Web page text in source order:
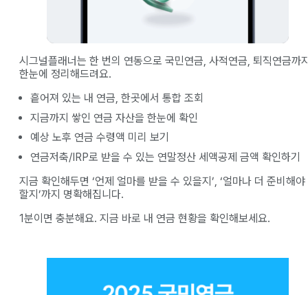
시그널플래너는 한 번의 연동으로 국민연금, 사적연금, 퇴직연금까
한눈에 정리해드려요.
흩어져 있는 내 연금, 한곳에서 통합 조회
지금까지 쌓인 연금 자산을 한눈에 확인
예상 노후 연금 수령액 미리 보기
연금저축/IRP로 받을 수 있는 연말정산 세액공제 금액 확인하기
지금 확인해두면 ‘언제 얼마를 받을 수 있을지’, ‘얼마나 더 준비해야
할지’까지 명확해집니다.
1분이면 충분해요. 지금 바로 내 연금 현황을 확인해보세요.